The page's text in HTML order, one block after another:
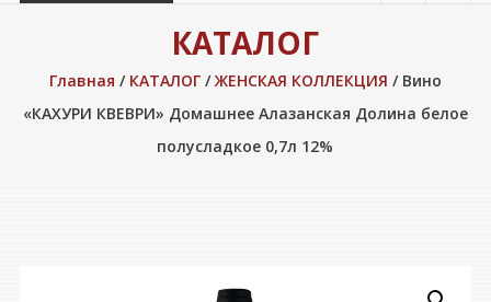
КАТАЛОГ
Главная / КАТАЛОГ/ЖЕНСКАЯ КОЛЛЕКЦИЯ / Вино
«КАХУРИ КВЕВРИ» Домашнее Алазанская Долина белое
полусладкое 0,7л 12%